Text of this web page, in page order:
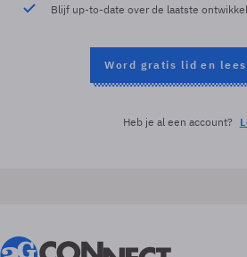
Blijf up-to-date over de laatste
Word gratis lid en
Heb je al een account?